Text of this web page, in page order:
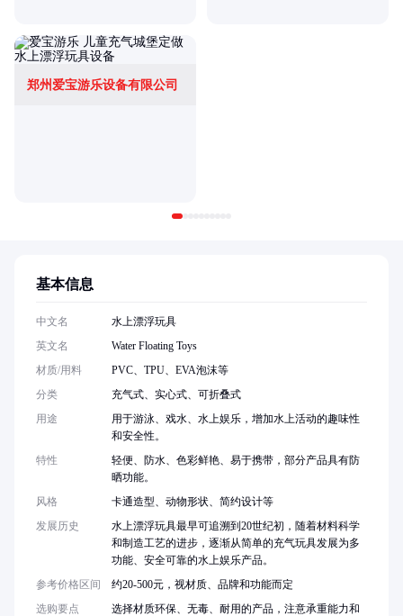
郑州爱宝游乐设备有限公司
基本信息
中文名
水上漂浮玩具
英文名
Water Floating Toys
材质/用料
PVC、TPU、EVA泡沫等
分类
充气式、实心式、可折叠式
用途
用于游泳、戏水、水上娱乐，增加水上活动的趣味性
和安全性。
特性
轻便、防水、色彩鲜艳、易于携带，部分产品具有防
晒功能。
风格
卡通造型、动物形状、简约设计等
发展历史
水上漂浮玩具最早可追溯到20世纪初，随着材料科学
和制造工艺的进步，逐渐从简单的充气玩具发展为多
功能、安全可靠的水上娱乐产品。
参考价格区间
约20-500元，视材质、品牌和功能而定
选购要点
选择材质环保、无毒、耐用的产品，注意承重能力和